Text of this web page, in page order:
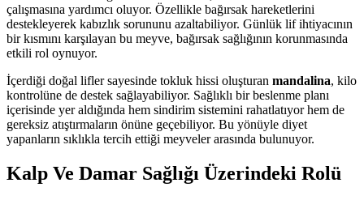
çalışmasına yardımcı oluyor. Özellikle bağırsak hareketlerini
destekleyerek kabızlık sorununu azaltabiliyor. Günlük lif ihtiyacının
bir kısmını karşılayan bu meyve, bağırsak sağlığının korunmasında
etkili rol oynuyor.
İçerdiği doğal lifler sayesinde tokluk hissi oluşturan mandalina, kilo
kontrolüne de destek sağlayabiliyor. Sağlıklı bir beslenme planı
içerisinde yer aldığında hem sindirim sistemini rahatlatıyor hem de
gereksiz atıştırmaların önüne geçebiliyor. Bu yönüyle diyet
yapanların sıklıkla tercih ettiği meyveler arasında bulunuyor.
Kalp Ve Damar Sağlığı Üzerindeki Rolü